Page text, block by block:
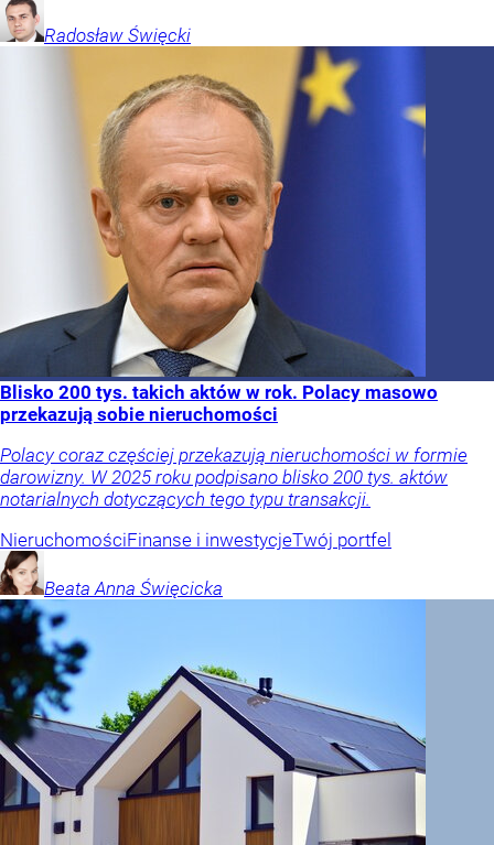
Radosław Święcki
Blisko 200 tys. takich aktów w rok. Polacy masowo
przekazują sobie nieruchomości
Polacy coraz częściej przekazują nieruchomości w formie
darowizny. W 2025 roku podpisano blisko 200 tys. aktów
notarialnych dotyczących tego typu transakcji.
NieruchomościFinanse i inwestycjeTwój portfel
Beata Anna Święcicka